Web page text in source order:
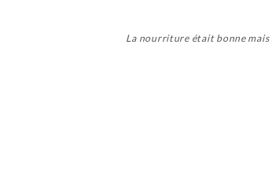
La nourriture était bonne mais